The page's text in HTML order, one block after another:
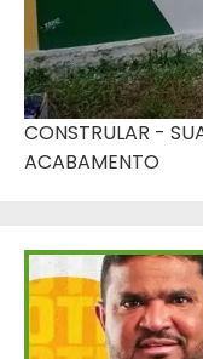
CONSTRULAR -
ACABAMENTO